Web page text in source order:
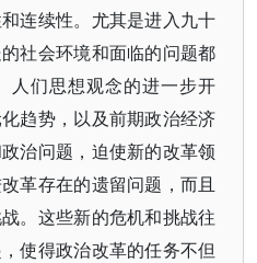
连续性。尤其是进入九十
社会环境和面临的问题都
人们思想观念的进一步开
趋势，以及前期政治经济
治问题，迫使新的改革领
革存在的遗留问题，而且
。这些新的危机和挑战往
使得政治改革的任务不但